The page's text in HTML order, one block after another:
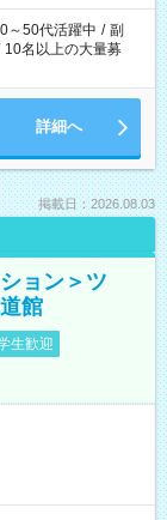
～50代活躍中 / 副
10名以上の大量募
詳細へ
掲載日：2026.08.03
ョン＞ツ
館
生歓迎